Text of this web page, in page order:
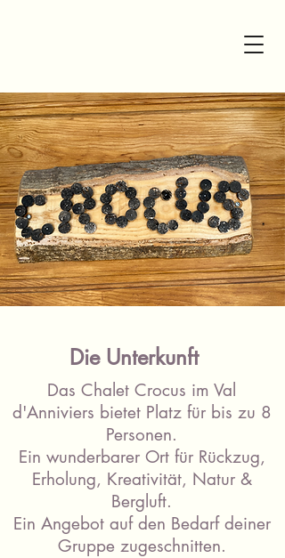
Die Unterkunft
Das Chalet Crocus im Val
d'Anniviers bietet Platz für bis zu 8
Personen.
Ein wunderbarer Ort für Rückzug,
Erholung, Kreativität, Natur &
Bergluft.
Ein Angebot auf den Bedarf deiner
Gruppe zugeschnitten.